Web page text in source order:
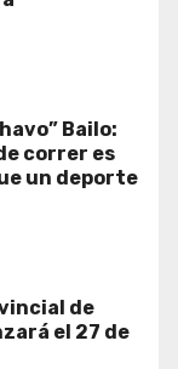
Bailo:
correr es
un deporte
de
el 27 de